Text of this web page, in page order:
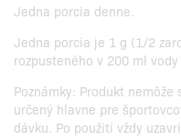
Jedna porcia denne.
Jedna porcia je 1 g (1/2
rozpusteného v 200 ml vody
Poznámky: Produkt
určený hlavne pre
dávku. Po použití vždy